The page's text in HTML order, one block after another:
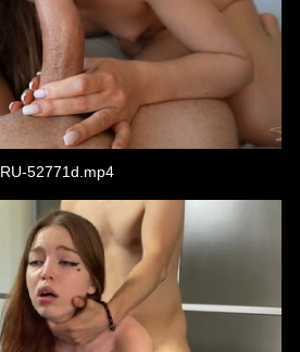
RU-52771d.mp4